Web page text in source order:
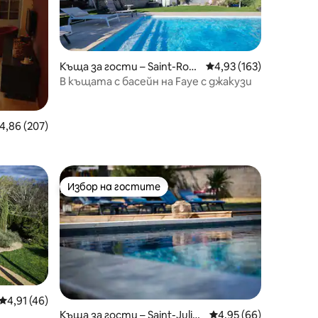
оценка: 4,86 от 5, 207 отзива
4,86 (207)
Къща за гости – Saint-Rom
ain-Lachalm
Средна оценка: 4,93
4,93 (163)
В къщата с басейн на Faye с джакузи
оценка: 4,91 от 5, 46 отзива
4,91 (46)
Избор на гостите
Избор на гостите
Къща за гости – Saint-Julie
Средна оценка:
4,95 (66)